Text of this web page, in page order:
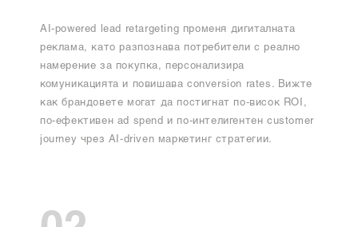
AI-powered lead retargeting променя дигиталната
реклама, като разпознава потребители с реално
намерение за покупка, персонализира
комуникацията и повишава conversion rates. Вижте
как брандовете могат да постигнат по-висок ROI,
по-ефективен ad spend и по-интелигентен customer
journey чрез AI-driven маркетинг стратегии.